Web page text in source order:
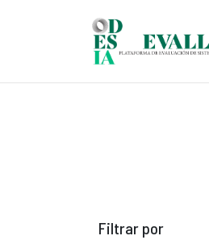
Filtrar por